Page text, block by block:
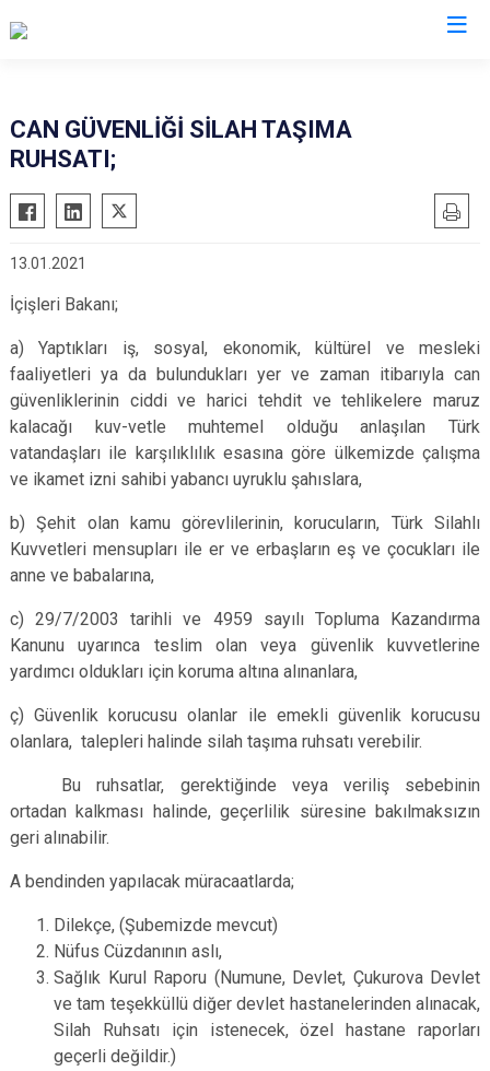
CAN GÜVENLİĞİ SİLAH TAŞIMA
RUHSATI;
13.01.2021
İçişleri Bakanı;
a) Yaptıkları iş, sosyal, ekonomik, kültürel ve mesleki
faaliyetleri ya da bulundukları yer ve zaman itibarıyla can
güvenliklerinin ciddi ve harici tehdit ve tehlikelere maruz
kalacağı kuv-vetle muhtemel olduğu anlaşılan Türk
vatandaşları ile karşılıklılık esasına göre ülkemizde çalışma
ve ikamet izni sahibi yabancı uyruklu şahıslara,
b) Şehit olan kamu görevlilerinin, korucuların, Türk Silahlı
Kuvvetleri mensupları ile er ve erbaşların eş ve çocukları ile
anne ve babalarına,
c) 29/7/2003 tarihli ve 4959 sayılı Topluma Kazandırma
Kanunu uyarınca teslim olan veya güvenlik kuvvetlerine
yardımcı oldukları için koruma altına alınanlara,
ç) Güvenlik korucusu olanlar ile emekli güvenlik korucusu
olanlara, talepleri halinde silah taşıma ruhsatı verebilir.
Bu ruhsatlar, gerektiğinde veya veriliş sebebinin
ortadan kalkması halinde, geçerlilik süresine bakılmaksızın
geri alınabilir.
A bendinden yapılacak müracaatlarda;
Dilekçe, (Şubemizde mevcut)
Nüfus Cüzdanının aslı,
Sağlık Kurul Raporu (Numune, Devlet, Çukurova Devlet
ve tam teşekküllü diğer devlet hastanelerinden alınacak,
Silah Ruhsatı için istenecek, özel hastane raporları
geçerli değildir.)